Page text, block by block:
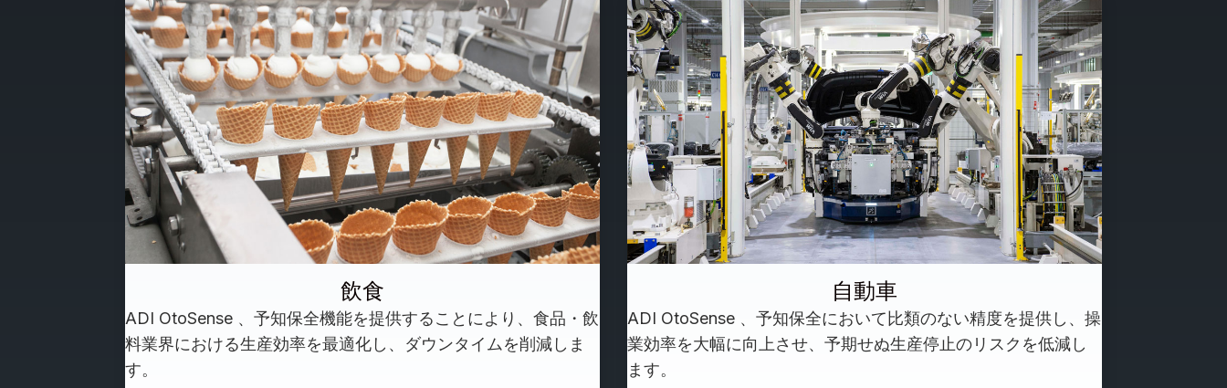
飲食
ADI OtoSense 、予知保全機能を提供することにより、食品・飲
料業界における生産効率を最適化し、ダウンタイムを削減しま
す。
自動車
ADI OtoSense 、予知保全において比類のない精度を提供し、操
業効率を大幅に向上させ、予期せぬ生産停止のリスクを低減し
ます。